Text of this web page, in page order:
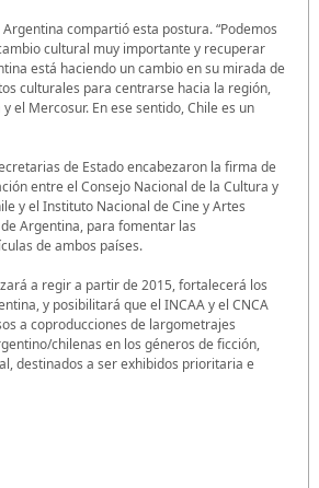
compartió esta postura. “Podemos
cultural muy importante y recuperar
está haciendo un cambio en su mirada de
culturales para centrarse hacia la región,
el Mercosur. En ese sentido, Chile es un
de Estado encabezaron la firma de
entre el Consejo Nacional de la Cultura y
y el Instituto Nacional de Cine y Artes
Argentina, para fomentar las
de ambos países.
a regir a partir de 2015, fortalecerá los
y posibilitará que el INCAA y el CNCA
a coproducciones de largometrajes
chilenas en los géneros de ficción,
destinados a ser exhibidos prioritaria e